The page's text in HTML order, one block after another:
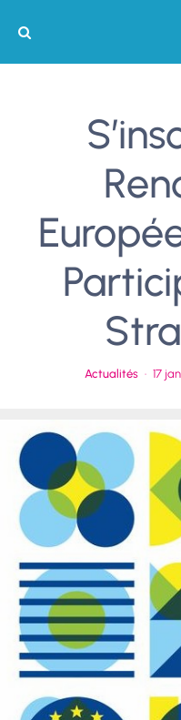
Actualités · 17